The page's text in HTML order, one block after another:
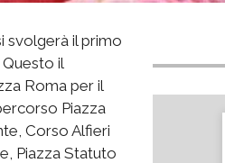
svolgerà il primo
il
Roma per il
Piazza
Corso Alfieri
Piazza Statuto